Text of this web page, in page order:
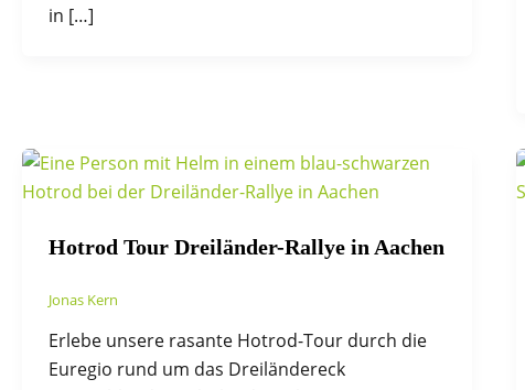
in […]
Hotrod Tour Dreiländer-Rallye in Aachen
Jonas Kern
Erlebe unsere rasante Hotrod-Tour durch die
Euregio rund um das Dreiländereck